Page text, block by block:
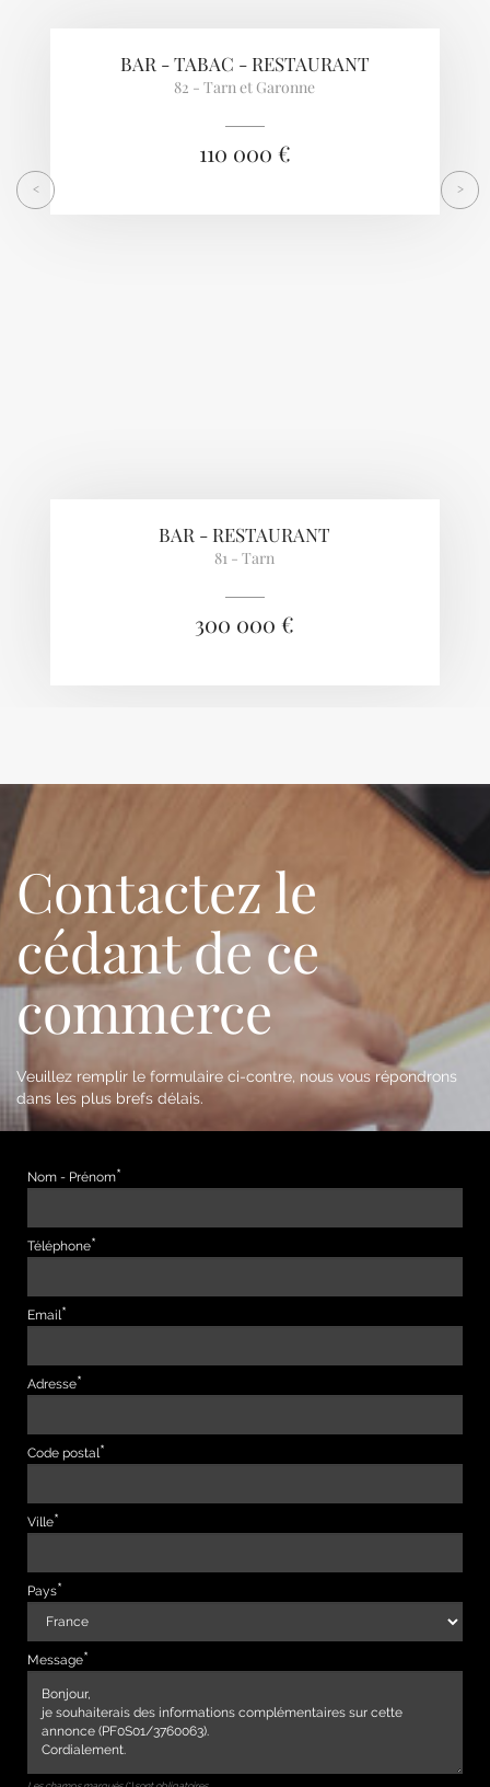
BAR - TABAC - RESTAURANT
82 - Tarn et Garonne
110 000 €
BAR - RESTAURANT
81 - Tarn
300 000 €
< >
Contactez le
cédant de ce
commerce
Veuillez remplir le formulaire ci-contre, nous vous répondrons
dans les plus brefs délais.
Nom - Prénom
Téléphone
Email
Adresse
Code postal
Ville
Pays
Message